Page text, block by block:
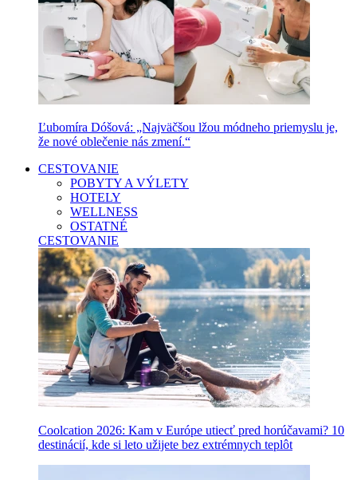
Ľubomíra Dóšová: „Najväčšou lžou módneho priemyslu je,
že nové oblečenie nás zmení.“
CESTOVANIE
POBYTY A VÝLETY
HOTELY
WELLNESS
OSTATNÉ
CESTOVANIE
Coolcation 2026: Kam v Európe utiecť pred horúčavami? 10
destinácií, kde si leto užijete bez extrémnych teplôt